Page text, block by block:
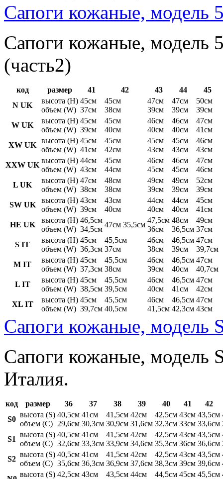
Сапоги кожаные, модель
Сапоги кожаные, модель
(часть2)
код размер 41 42 43 44
45
N UK
высота (H)
объем (W)
45см
37см
45см
38см
47см
39см
47см
39см
50см
39см
W UK
высота (H)
объем (W)
45см
39см
45см
40см
46см
40см
46см
40см
47см
41см
XW UK
высота (H)
объем (W)
45см
41см
45см
42см
45см
43см
45см
43см
46см
43см
XXW UK
высота (H)
объем (W)
44см
43см
45см
44см
46см
45см
46см
45см
47см
46см
L UK
высота (H)
объем (W)
47см
38см
48см
38см
49см
39см
49см
39см
52см
39см
SW UK
высота (H)
объем (W)
43см
39см
43см
40см
44см
40см
44см
40см
45см
41см
HE UK
высота (H)
объем (W)
46,5см
34,5см
47см 35,5см
47,5см
36см
48см
36,5см
49см
37см
S IT
высота (H)
объем (W)
45см
36,3см
45,5см
37см
46см
38см
46,5см
39см
47см
39,7см
M IT
высота (H)
объем (W)
45см
37,3см
45,5см
38см
46см
39см
46,5см
40см
47см
40,7см
L IT
высота (H)
объем (W)
45см
38,5см
45,5см
39,5см
46см
40см
46,5см
41см
47см
42см
XL IT
высота (H)
объем (W)
45см
39,7см
45,5см
40,5см
46см
41,5см
46,5см
42,3см
47см
43см
Сапоги кожаные, модель
Сапоги кожаные, модель
Италия.
код размер 36 37 38 39 40 41
42
S0
высота (S)
объем (C)
40,5см
29,6см
41см
30,3см
41,5см
30,9см
42см
31,6см
42,5см
32,3см
43см
33см
43,5см
33,6см
S1
высота (S)
объем (C)
40,5см
32,6см
41см
33,3см
41,5см
33,9см
42см
34,6см
42,5см
35,3см
43см
36см
43,5см
36,6см
S2
высота (S)
объем (C)
40,5см
35,6см
41см
36,3см
41,5см
36,9см
42см
37,6см
42,5см
38,3см
43см
39см
43,5см
39,6см
высота (S) 42,5см 43см
43,5см 44см
44,5см 45см 45,5см